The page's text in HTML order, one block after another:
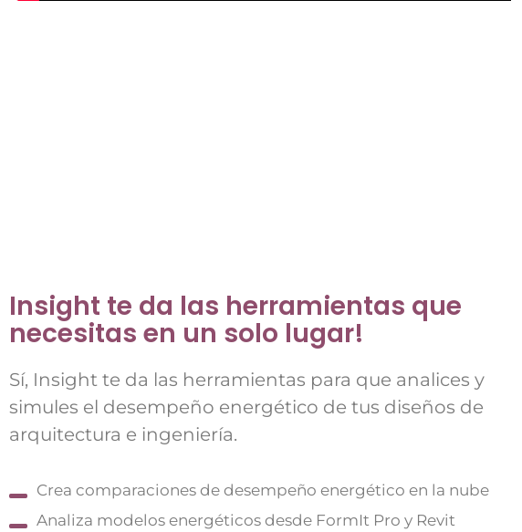
Insight te da las herramientas que
necesitas en un solo lugar!
Sí, Insight te da las herramientas para que analices y
simules el desempeño energético de tus diseños de
arquitectura e ingeniería.
Crea comparaciones de desempeño energético en la nube
Analiza modelos energéticos desde FormIt Pro y Revit